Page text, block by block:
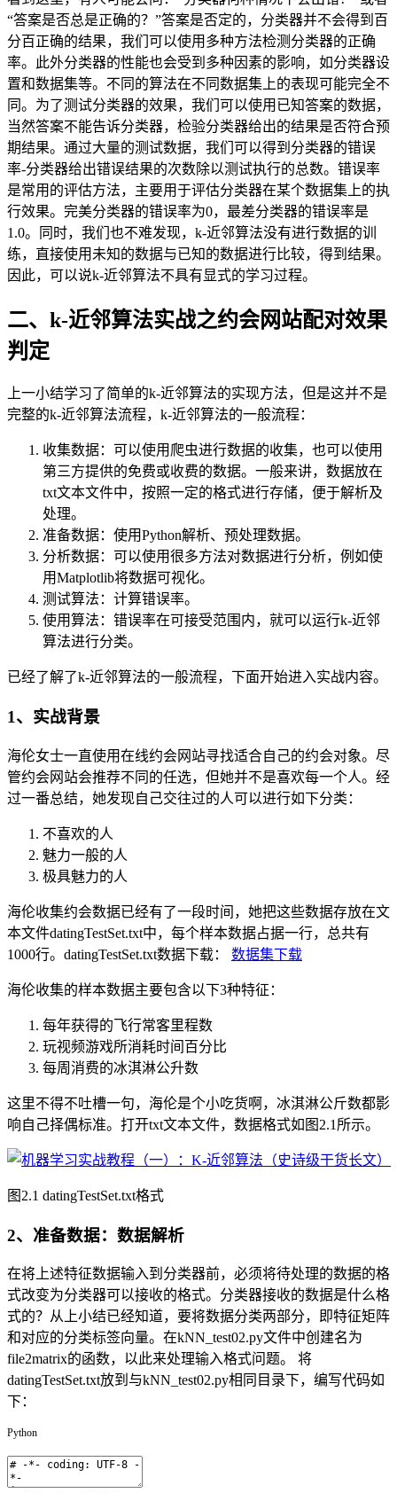
“答案是否总是正确的？”答案是否定的，分类器并不会得到百
分百正确的结果，我们可以使用多种方法检测分类器的正确
率。此外分类器的性能也会受到多种因素的影响，如分类器设
置和数据集等。不同的算法在不同数据集上的表现可能完全不
同。为了测试分类器的效果，我们可以使用已知答案的数据，
当然答案不能告诉分类器，检验分类器给出的结果是否符合预
期结果。通过大量的测试数据，我们可以得到分类器的错误
率-分类器给出错误结果的次数除以测试执行的总数。错误率
是常用的评估方法，主要用于评估分类器在某个数据集上的执
行效果。完美分类器的错误率为0，最差分类器的错误率是
1.0。同时，我们也不难发现，k-近邻算法没有进行数据的训
练，直接使用未知的数据与已知的数据进行比较，得到结果。
因此，可以说k-近邻算法不具有显式的学习过程。
二、k-近邻算法实战之约会网站配对效果
判定
上一小结学习了简单的k-近邻算法的实现方法，但是这并不是
完整的k-近邻算法流程，k-近邻算法的一般流程：
收集数据：可以使用爬虫进行数据的收集，也可以使用
第三方提供的免费或收费的数据。一般来讲，数据放在
txt文本文件中，按照一定的格式进行存储，便于解析及
处理。
准备数据：使用Python解析、预处理数据。
分析数据：可以使用很多方法对数据进行分析，例如使
用Matplotlib将数据可视化。
测试算法：计算错误率。
使用算法：错误率在可接受范围内，就可以运行k-近邻
算法进行分类。
已经了解了k-近邻算法的一般流程，下面开始进入实战内容。
1、实战背景
海伦女士一直使用在线约会网站寻找适合自己的约会对象。尽
管约会网站会推荐不同的任选，但她并不是喜欢每一个人。经
过一番总结，她发现自己交往过的人可以进行如下分类：
不喜欢的人
魅力一般的人
极具魅力的人
海伦收集约会数据已经有了一段时间，她把这些数据存放在文
本文件datingTestSet.txt中，每个样本数据占据一行，总共有
1000行。datingTestSet.txt数据下载： 数据集下载
海伦收集的样本数据主要包含以下3种特征：
每年获得的飞行常客里程数
玩视频游戏所消耗时间百分比
每周消费的冰淇淋公升数
这里不得不吐槽一句，海伦是个小吃货啊，冰淇淋公斤数都影
响自己择偶标准。打开txt文本文件，数据格式如图2.1所示。
图2.1 datingTestSet.txt格式
2、准备数据：数据解析
在将上述特征数据输入到分类器前，必须将待处理的数据的格
式改变为分类器可以接收的格式。分类器接收的数据是什么格
式的？从上小结已经知道，要将数据分类两部分，即特征矩阵
和对应的分类标签向量。在kNN_test02.py文件中创建名为
file2matrix的函数，以此来处理输入格式问题。 将
datingTestSet.txt放到与kNN_test02.py相同目录下，编写代码如
下：
Python